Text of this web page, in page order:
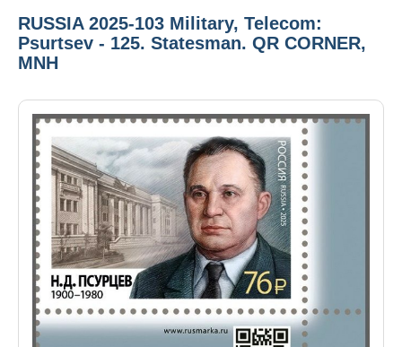
RUSSIA 2025-103 Military, Telecom:
Psurtsev - 125. Statesman. QR CORNER,
MNH